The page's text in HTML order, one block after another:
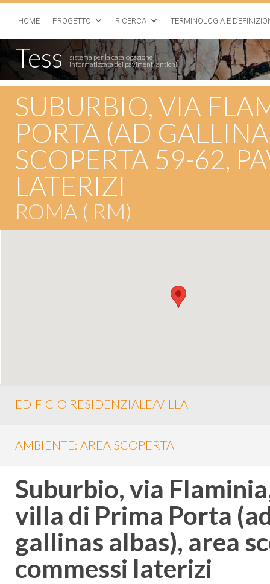
HOME PROGETTO RICERCA TERMINOLOGIA E
Tess
sistema per la catalogazione
informatizzata dei pavimenti antichi
SUBURBIO, VIA
PORTA (AD
SCOPERTA 59-62,
LATERIZI
ROMA ( RM)
EDIFICIO RESIDENZIALE/VILLA
AMBIENTE: AREA SCOPERTA
Suburbio, via
villa di Prima Porta
gallinas albas), area
commessi laterizi